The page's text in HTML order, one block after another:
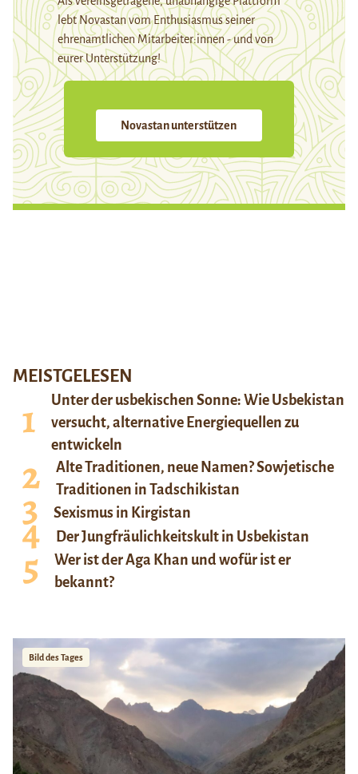
lebt Novastan vom Enthusiasmus seiner
ehrenamtlichen Mitarbeiter:innen - und von
eurer Unterstützung!
Novastan unterstützen
MEISTGELESEN
Unter der usbekischen Sonne: Wie Usbekistan
versucht, alternative Energiequellen zu
entwickeln
Alte Traditionen, neue Namen? Sowjetische
Traditionen in Tadschikistan
Sexismus in Kirgistan
Der Jungfräulichkeitskult in Usbekistan
Wer ist der Aga Khan und wofür ist er
bekannt?
Bild des Tages